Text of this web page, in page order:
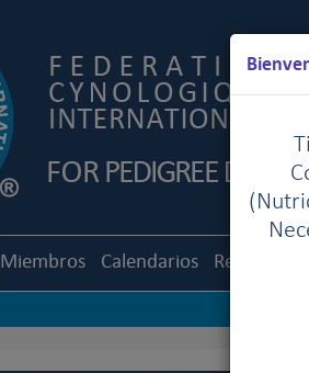
Miembros Calendarios